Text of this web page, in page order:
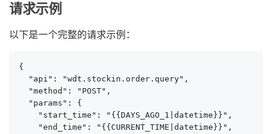
请求示例
以下是一个完整的请求示例：
{
  "api": "wdt.stockin.order.query",
  "method": "POST",
  "params": {
    "start_time": "{{DAYS_AGO_1|datetime}}",
    "end_time": "{{CURRENT_TIME|datetime}}",